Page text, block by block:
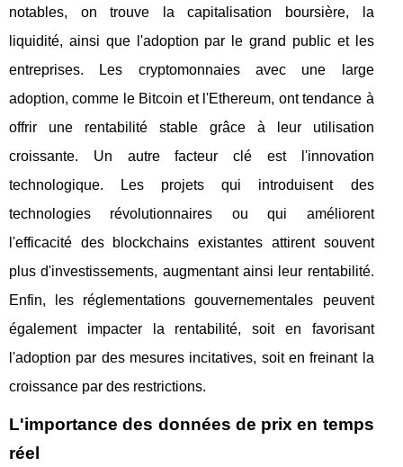
notables, on trouve la capitalisation boursière, la
liquidité, ainsi que l'adoption par le grand public et les
entreprises. Les cryptomonnaies avec une large
adoption, comme le Bitcoin et l'Ethereum, ont tendance à
offrir une rentabilité stable grâce à leur utilisation
croissante. Un autre facteur clé est l'innovation
technologique. Les projets qui introduisent des
technologies révolutionnaires ou qui améliorent
l'efficacité des blockchains existantes attirent souvent
plus d'investissements, augmentant ainsi leur rentabilité.
Enfin, les réglementations gouvernementales peuvent
également impacter la rentabilité, soit en favorisant
l'adoption par des mesures incitatives, soit en freinant la
croissance par des restrictions.
L'importance des données de prix en temps
réel